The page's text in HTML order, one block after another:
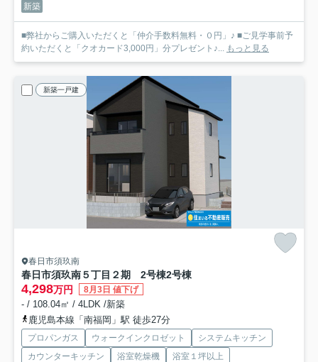
新築
■弊社からご購入いただくと「仲介手数料無料・０円」♪ ■ご見学事前予
約いただくと「クオカード3,000円」分プレゼント♪...
もっと見る
新築一戸建
春日市須玖南
春日市須玖南５丁目２期 2号棟2号棟
4,298万円 8月3日 値下げ
- / 108.04㎡ / 4LDK /新築
鹿児島本線「南福岡」駅 徒歩27分
プロパンガス ウォークインクロゼット
システムキッチン
カウンターキッチン
浴室乾燥機
浴室１坪以上